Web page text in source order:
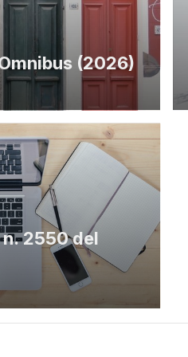
(2026)
n. 2550 del